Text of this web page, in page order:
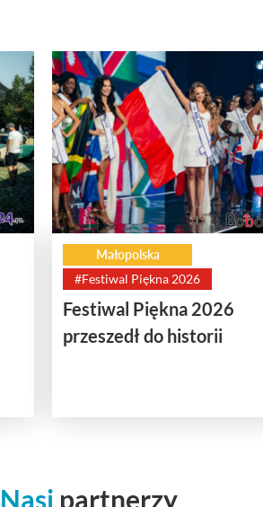
Małopolska
#Festiwal Piękna 2026
Festiwal Piękna 2026
przeszedł do historii
Nasi partnerzy